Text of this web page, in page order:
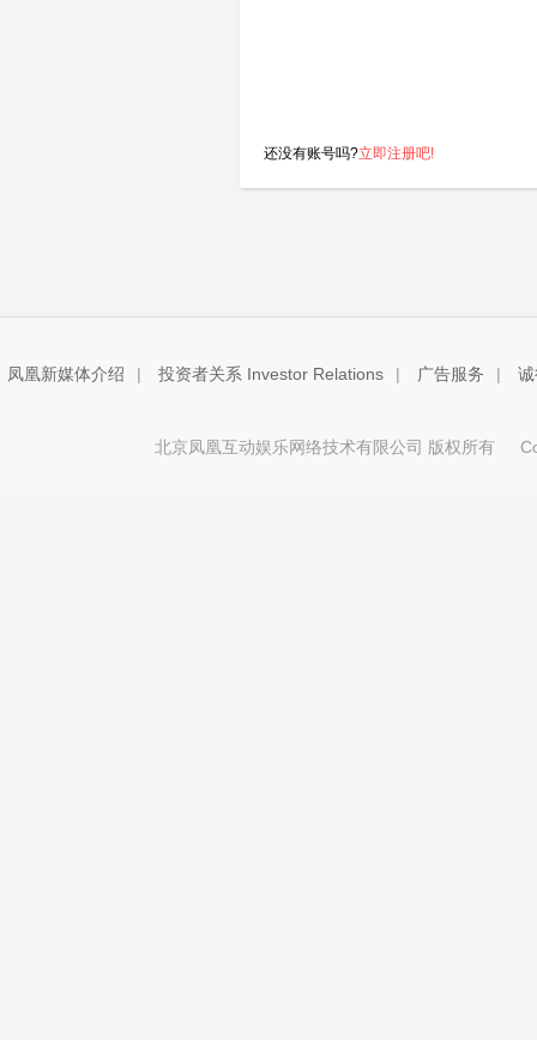
还没有账号吗?立即注册吧!
凤凰新媒体介绍 | 投资者关系 Investor Relations | 广告服务 |
北京凤凰互动娱乐网络技术有限公司 版权所有